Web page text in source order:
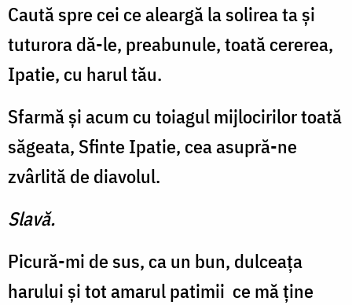
Caută spre cei ce aleargă la solirea ta şi
tuturora dă-le, preabunule, toată cererea,
Ipatie, cu harul tău.
Sfarmă şi acum cu toiagul mijlocirilor toată
săgeata, Sfinte Ipatie, cea asupră-ne
zvârlită de diavolul.
Slavă.
Picură-mi de sus, ca un bun, dulceaţa
harului şi tot amarul patimii ce mă ţine